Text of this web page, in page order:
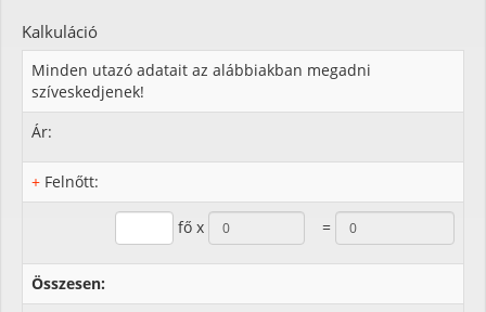
Kalkuláció
Minden utazó adatait az alábbiakban megadni
szíveskedjenek!
Ár:
+ Felnőtt:
fő x =
Összesen: